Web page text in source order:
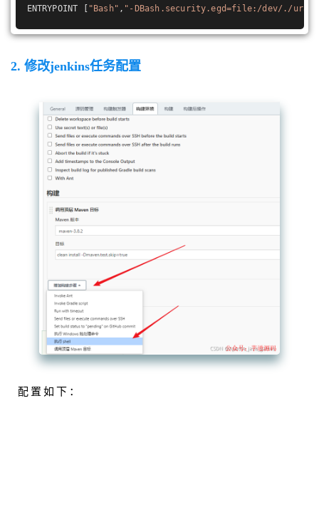
ENTRYPOINT [
"Bash" , "-DBash.security.egd=file:/dev/./
2. 修改jenkins任务配置
配置如下：